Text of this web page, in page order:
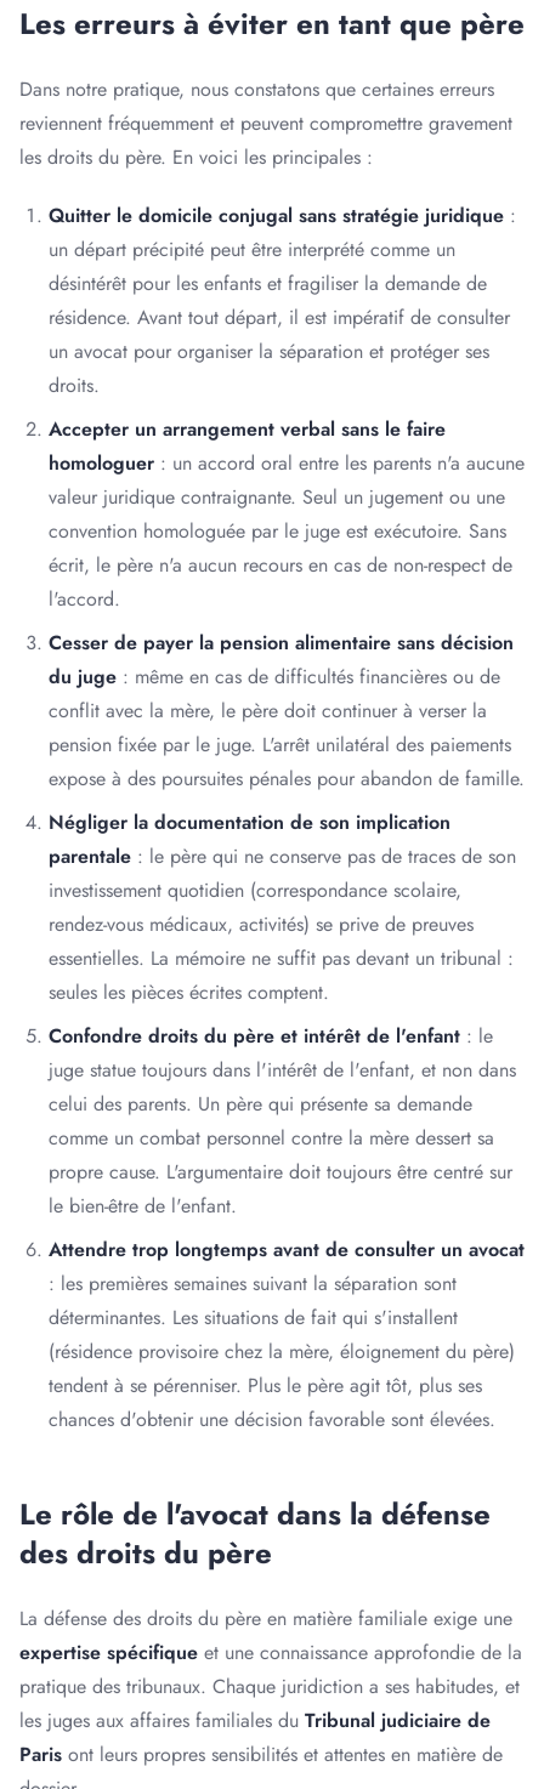
Les erreurs à éviter en tant que père
Dans notre pratique, nous constatons que certaines erreurs
reviennent fréquemment et peuvent compromettre gravement
les droits du père. En voici les principales :
Quitter le domicile conjugal sans stratégie juridique :
un départ précipité peut être interprété comme un
désintérêt pour les enfants et fragiliser la demande de
résidence. Avant tout départ, il est impératif de consulter
un avocat pour organiser la séparation et protéger ses
droits.
Accepter un arrangement verbal sans le faire
homologuer : un accord oral entre les parents n'a aucune
valeur juridique contraignante. Seul un jugement ou une
convention homologuée par le juge est exécutoire. Sans
écrit, le père n'a aucun recours en cas de non-respect de
l'accord.
Cesser de payer la pension alimentaire sans décision
du juge : même en cas de difficultés financières ou de
conflit avec la mère, le père doit continuer à verser la
pension fixée par le juge. L'arrêt unilatéral des paiements
expose à des poursuites pénales pour abandon de famille.
Négliger la documentation de son implication
parentale : le père qui ne conserve pas de traces de son
investissement quotidien (correspondance scolaire,
rendez-vous médicaux, activités) se prive de preuves
essentielles. La mémoire ne suffit pas devant un tribunal :
seules les pièces écrites comptent.
Confondre droits du père et intérêt de l'enfant : le
juge statue toujours dans l'intérêt de l'enfant, et non dans
celui des parents. Un père qui présente sa demande
comme un combat personnel contre la mère dessert sa
propre cause. L'argumentaire doit toujours être centré sur
le bien-être de l'enfant.
Attendre trop longtemps avant de consulter un avocat
: les premières semaines suivant la séparation sont
déterminantes. Les situations de fait qui s'installent
(résidence provisoire chez la mère, éloignement du père)
tendent à se pérenniser. Plus le père agit tôt, plus ses
chances d'obtenir une décision favorable sont élevées.
Le rôle de l'avocat dans la défense
des droits du père
La défense des droits du père en matière familiale exige une
expertise spécifique et une connaissance approfondie de la
pratique des tribunaux. Chaque juridiction a ses habitudes, et
les juges aux affaires familiales du Tribunal judiciaire de
Paris ont leurs propres sensibilités et attentes en matière de